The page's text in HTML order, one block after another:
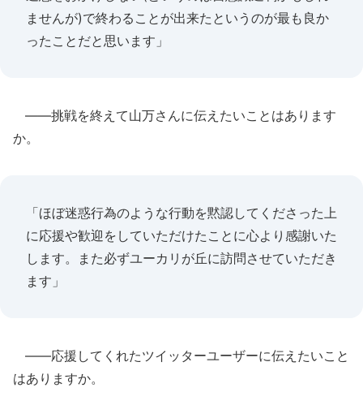
ませんが)で終わることが出来たというのが最も良か
ったことだと思います」
――挑戦を終えて山万さんに伝えたいことはあります
か。
「ほぼ迷惑行為のような行動を黙認してくださった上
に応援や歓迎をしていただけたことに心より感謝いた
します。また必ずユーカリが丘に訪問させていただき
ます」
――応援してくれたツイッターユーザーに伝えたいこと
はありますか。